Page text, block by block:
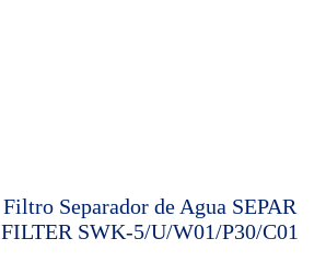
Filtro Separador de Agua SEPAR
FILTER SWK-5/U/W01/P30/C01